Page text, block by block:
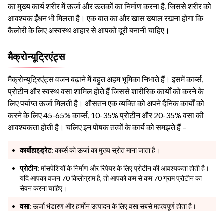
का मुख्य कार्य शरीर में ऊर्जा और ऊतकों का निर्माण करना है, जिससे शरीर को
आवश्यक ईंधन भी मिलता है। एक बात का और खास ख्याल रखना होगा कि
कैलोरी के लिए अस्वस्थ आहार से आपको दूरी बनानी चाहिए।
मैक्रोन्यूट्रिएंट्स
मैक्रोन्यूट्रिएंट्स वजन बढ़ाने में बहुत अहम भूमिका निभाते हैं। इसमें कार्ब्स,
प्रोटीन और स्वस्थ वसा शामिल होते हैं जिससे शारीरिक कार्यों को करने के
लिए पर्याप्त ऊर्जा मिलती है। औसतन एक व्यक्ति को अपने दैनिक कार्यों को
करने के लिए 45-65% कार्ब्स, 10-35% प्रोटीन और 20-35% वसा की
आवश्यकता होती है। चलिए इन पोषक तत्वों के कार्य को समझते हैं –
कार्बोहाइड्रेट: कार्ब्स को ऊर्जा का मुख्य स्रोत माना जाता है।
प्रोटीन: मांसपेशियों के निर्माण और रिपेयर के लिए प्रोटीन की आवश्यकता होती है।
यदि आपका वजन 70 किलोग्राम है, तो आपको कम से कम 70 ग्राम प्रोटीन का
सेवन करना चाहिए।
वसा: ऊर्जा भंडारण और हार्मोन उत्पादन के लिए वसा सबसे महत्वपूर्ण होता है।